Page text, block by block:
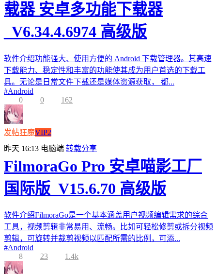
载器 安卓多功能下载器
_V6.34.4.6974 高级版
软件介绍功能强大、使用方便的 Android 下载管理器。其高速
下载能力、稳定性和丰富的功能使其成为用户首选的下载工
具。无论是日常文件下载还是媒体资源获取， 都...
#Android
0
0 162
发帖狂魔VIP2
昨天 16:13 电脑端 转载分享
FilmoraGo Pro 安卓喵影工厂
国际版_V15.6.70 高级版
软件介绍FilmoraGo是一个基本涵盖用户视频编辑需求的综合
工具，视频剪辑非常易用、流畅。比如可轻松修剪或拆分视频
剪辑，可旋转并裁剪视频以匹配所需的比例，可添...
#Android
8
23 1.4k